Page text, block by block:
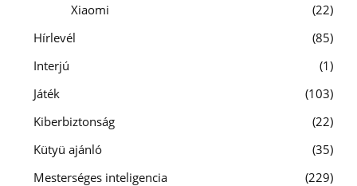
Xiaomi
22
Hírlevél
85
Interjú
1
Játék
103
Kiberbiztonság
22
Kütyü ajánló
35
Mesterséges inteligencia
229